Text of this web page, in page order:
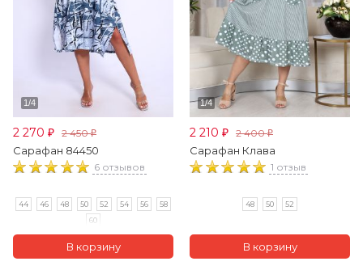
2 270 ₽ 2 450₽
Сарафан 84450
6 отзывов
44 46 48 50 52 54 56
58
60
2 210 ₽ 2 400₽
Сарафан Клава
1 отзыв
48 50 52